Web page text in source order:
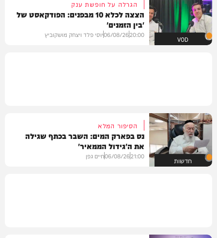
VOD
הגרלה על חופשת ענק
הצצה לכלא 10 מבפנים: הפודקאסט של
'בין הזמנים'
20:00
06/08/26יוסי פלד ויצחק מושקוביץ
חדשות
הסיפור המלא
נס בפארק המים: השבר בכתף שגילה
את ה'גידול הממאיר'
21:00
06/08/26חיים גפן